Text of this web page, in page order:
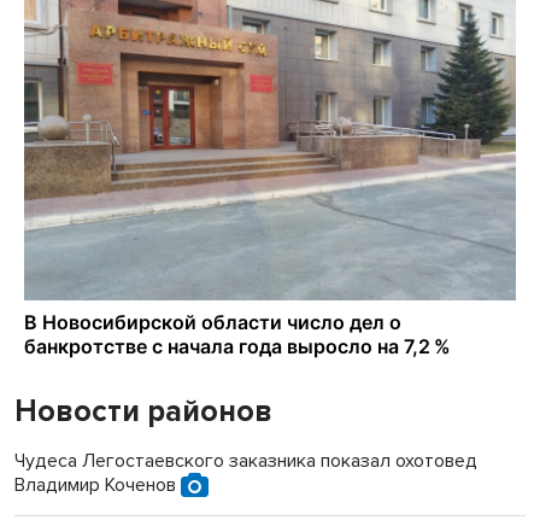
Новости районов
Чудеса Легостаевского заказника показал охотовед
Владимир Коченов